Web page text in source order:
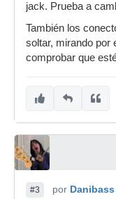
jack. Prueba a
También los
soltar, mirando por
comprobar que
#3 por Danibass